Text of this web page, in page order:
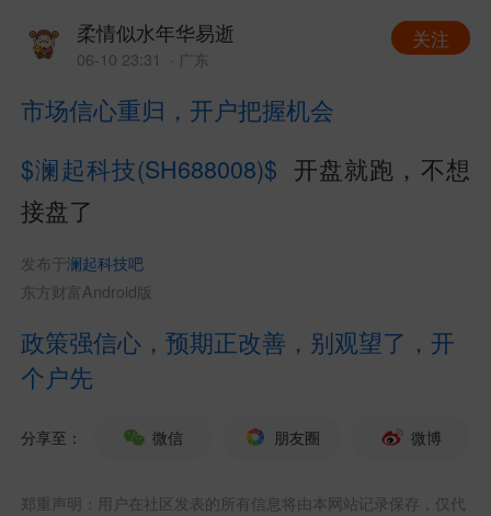
柔情似水年华易逝
06-10 23:31 · 广东
关注
市场信心重归，开户把握机会
$澜起科技(SH688008)$ 开盘就跑，不想
接盘了
发布于澜起科技吧
东方财富Android版
政策强信心，预期正改善，别观望了，开
个户先
分享至： 微信 朋友圈 微博
郑重声明：用户在社区发表的所有信息将由本网站记录保存，仅代